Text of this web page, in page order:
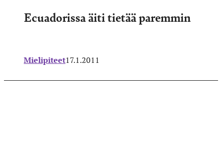
Ecuadorissa äiti tietää paremmin
Mielipiteet17.1.2011